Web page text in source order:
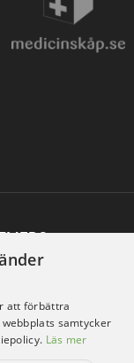
att förbättra
samtycker
Läs mer